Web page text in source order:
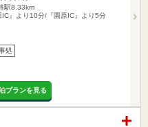
駅8.33km
IC』より10分/『園原IC』より5分
処
プランを見る